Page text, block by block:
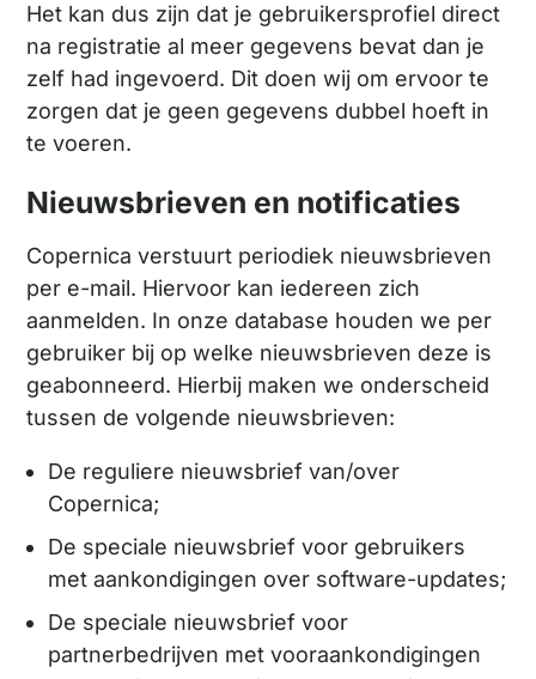
Het kan dus zijn dat je gebruikersprofiel direct
na registratie al meer gegevens bevat dan je
zelf had ingevoerd. Dit doen wij om ervoor te
zorgen dat je geen gegevens dubbel hoeft in
te voeren.
Nieuwsbrieven en notificaties
Copernica verstuurt periodiek nieuwsbrieven
per e-mail. Hiervoor kan iedereen zich
aanmelden. In onze database houden we per
gebruiker bij op welke nieuwsbrieven deze is
geabonneerd. Hierbij maken we onderscheid
tussen de volgende nieuwsbrieven:
De reguliere nieuwsbrief van/over
Copernica;
De speciale nieuwsbrief voor gebruikers
met aankondigingen over software-updates;
De speciale nieuwsbrief voor
partnerbedrijven met vooraankondigingen